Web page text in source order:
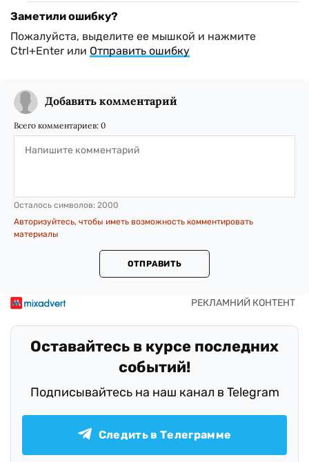
Заметили ошибку?
Пожалуйста, выделите ее мышкой и нажмите
Ctrl+Enter или Отправить ошибку
Добавить комментарий
Всего комментариев: 0
Осталось символов: 2000
Авторизуйтесь, чтобы иметь возможность комментировать
материалы
ОТПРАВИТЬ
Оставайтесь в курсе последних
событий!
Подписывайтесь на наш канал в Telegram
Следить в Телеграмме